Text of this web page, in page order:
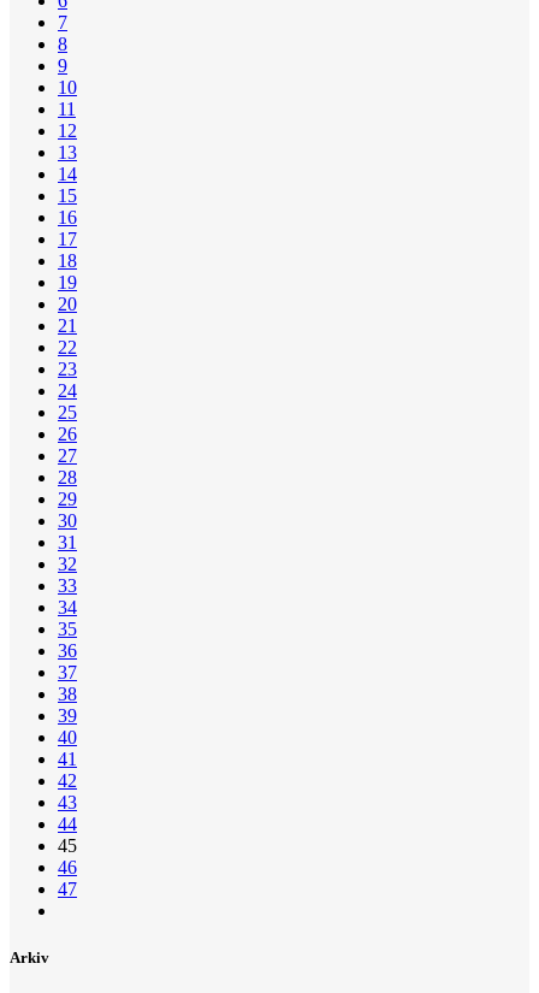
7
8
9
10
11
12
13
14
15
16
17
18
19
20
21
22
23
24
25
26
27
28
29
30
31
32
33
34
35
36
37
38
39
40
41
42
43
44
45
46
47
Arkiv